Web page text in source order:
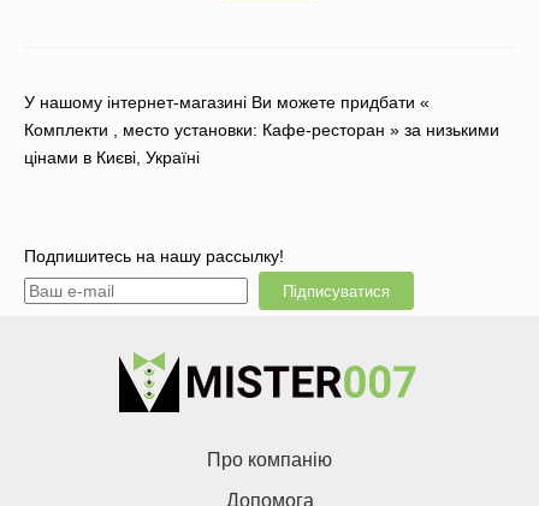
У нашому інтернет-магазині Ви можете придбати «
Комплекти , место установки: Кафе-ресторан » за низькими
цінами в Києві, Україні
Подпишитесь на нашу рассылку!
Підписуватися
Про компанію
Допомога